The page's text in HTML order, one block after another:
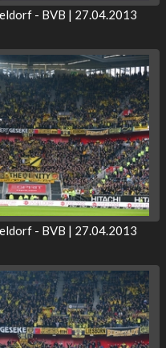
- BVB | 27.04.2013
- BVB | 27.04.2013